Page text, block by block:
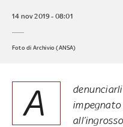
14 nov 2019 - 08:01
Foto di Archivio (ANSA)
A